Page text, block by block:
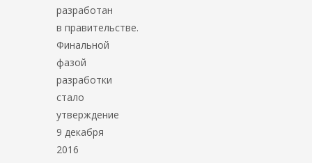
разработан
в правительстве.
Финальной
фазой
разработки
стало
утверждение
9 декабря
2016